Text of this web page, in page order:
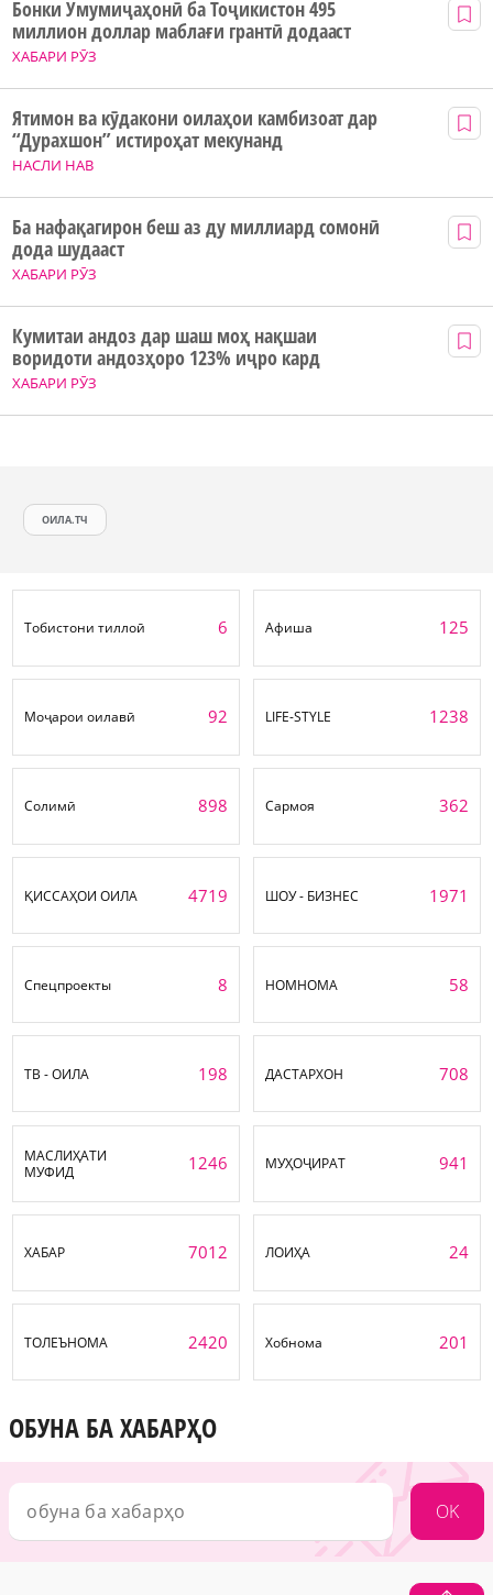
ХАБАРИ РӮЗ
Бонки Умумиҷаҳонӣ ба Тоҷикистон 495
миллион доллар маблағи грантӣ додааст
НАСЛИ НАВ
Ятимон ва кӯдакони оилаҳои камбизоат дар
“Дурахшон” истироҳат мекунанд
ХАБАРИ РӮЗ
Ба нафақагирон беш аз ду миллиард сомонӣ
дода шудааст
ХАБАРИ РӮЗ
Кумитаи андоз дар шаш моҳ нақшаи
воридоти андозҳоро 123% иҷро кард
ОИЛА.ТЧ
Тобистони тиллоӣ 6 Афиша 125
Моҷарои оилавӣ 92 LIFE-STYLE 1238
Солимӣ 898 Сармоя 362
ҚИССАҲОИ ОИЛА 4719 ШОУ - БИЗНЕС 1971
Спецпроекты 8 НОМНОМА 58
ТВ - ОИЛА 198 ДАСТАРХОН 708
МАСЛИҲАТИ
МУФИД
1246 МУҲОҶИРАТ 941
ХАБАР 7012 ЛОИҲА 24
ТОЛЕЪНОМА 2420 Хобнома 201
ОБУНА БА ХАБАРҲО
OK